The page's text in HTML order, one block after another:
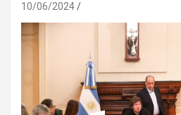
10/06/2024